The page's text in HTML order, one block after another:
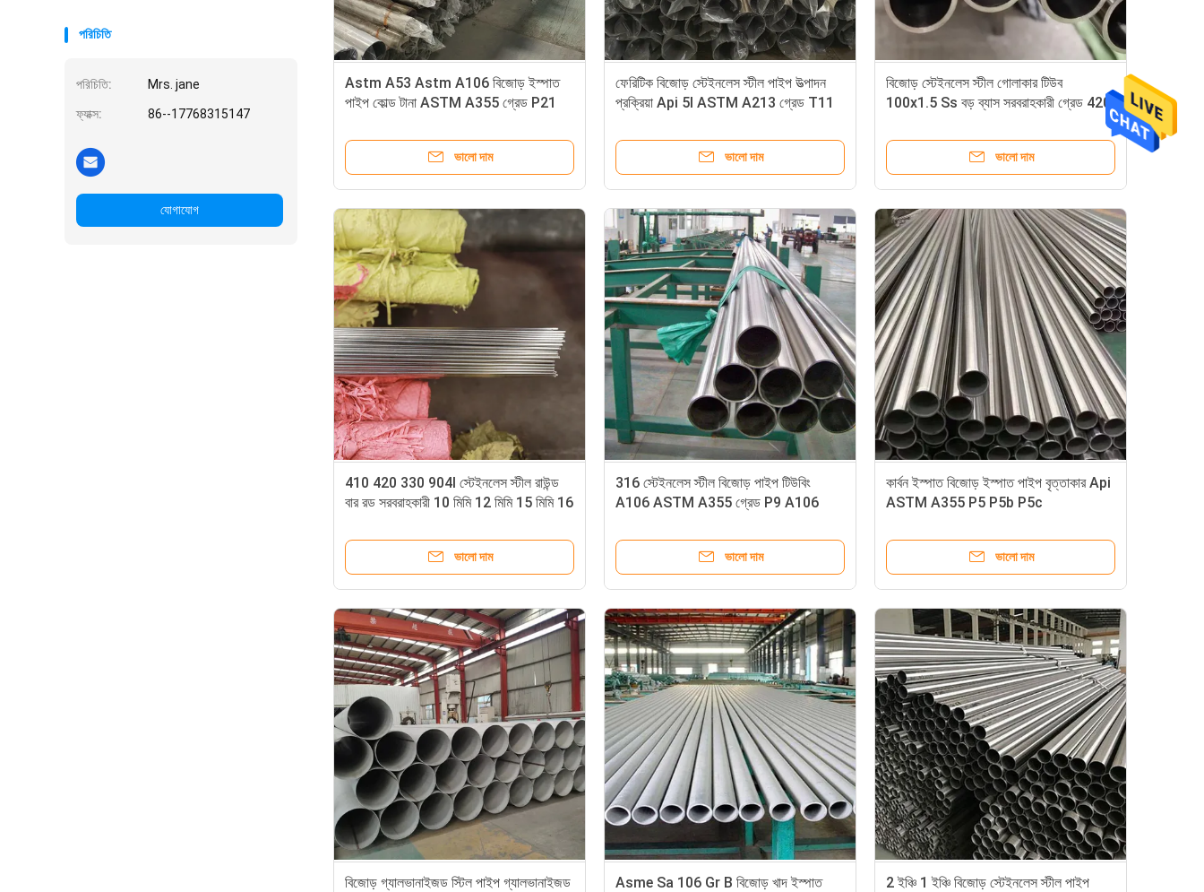
পরিচিতি
পরিচিতি: Mrs. jane
ফ্যাক্স: 86--17768315147
যোগাযোগ
Astm A53 Astm A106 বিজোড় ইস্পাত
পাইপ কোল্ড টানা ASTM A355 গ্রেড P21
ভালো দাম
ফেরিটিক বিজোড় স্টেইনলেস স্টীল পাইপ উত্পাদন
প্রক্রিয়া Api 5l ASTM A213 গ্রেড T11
ভালো দাম
বিজোড় স্টেইনলেস স্টীল গোলাকার টিউব
100x1.5 Ss বড় ব্যাস সরবরাহকারী গ্রেড 420
ভালো দাম
410 420 330 904l স্টেইনলেস স্টীল রাউন্ড
বার রড সরবরাহকারী 10 মিমি 12 মিমি 15 মিমি 16
ভালো দাম
316 স্টেইনলেস স্টীল বিজোড় পাইপ টিউবিং
A106 ASTM A355 গ্রেড P9 A106
ভালো দাম
কার্বন ইস্পাত বিজোড় ইস্পাত পাইপ বৃত্তাকার Api
ASTM A355 P5 P5b P5c
ভালো দাম
বিজোড় গ্যালভানাইজড স্টিল পাইপ গ্যালভানাইজড
Asme Sa 106 Gr B বিজোড় খাদ ইস্পাত
2 ইঞ্চি 1 ইঞ্চি বিজোড় স্টেইনলেস স্টীল পাইপ